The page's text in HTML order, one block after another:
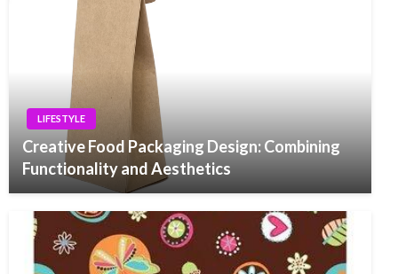
LIFESTYLE
Creative Food Packaging Design: Combining
Functionality and Aesthetics